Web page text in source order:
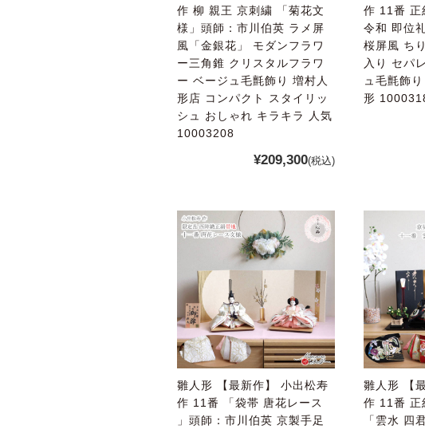
作 柳 親王 京刺繍 「菊花文
様」頭師：市川伯英 ラメ屏
風「金銀花」 モダンフラワ
ー三角錐 クリスタルフラワ
ー ベージュ毛氈飾り 増村人
形店 コンパクト スタイリッ
シュ おしゃれ キラキラ 人気
10003208
¥209,300(税込)
作 11番 正
令和 即位
桜屏風 ち
入り セパ
ュ毛氈飾
形
雛人形 【最新作】 小出松寿
作 11番 「袋帯 唐花レース
」頭師：市川伯英 京製手足
雛人形 【
作 11番 正
「雲水 四